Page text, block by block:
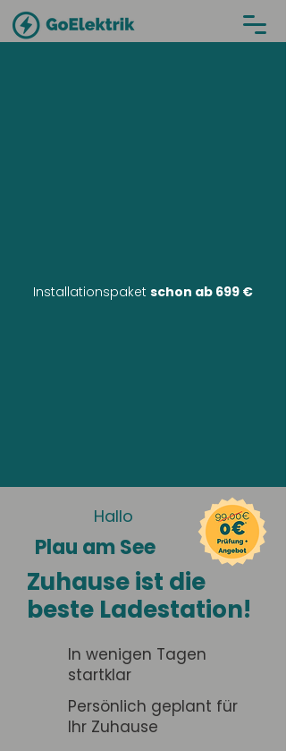
Installationspaket schon ab 699 €
Hallo
Plau am See
Zuhause ist die
beste Ladestation!
In wenigen Tagen
startklar
Persönlich geplant für
Ihr Zuhause